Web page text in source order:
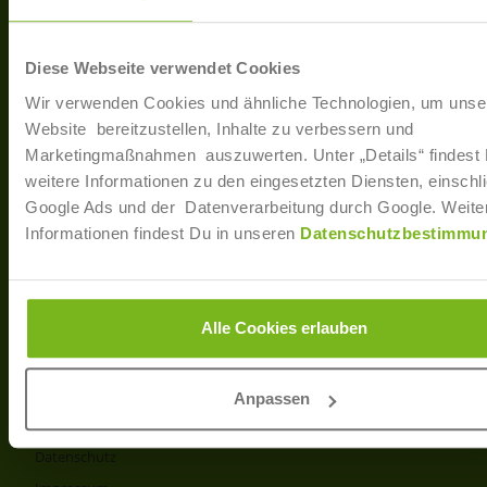
Diese Webseite verwendet Cookies
Wir verwenden Cookies und ähnliche Technologien, um
Website bereitzustellen, Inhalte zu verbessern und
Marketingmaßnahmen auszuwerten. Unter „Details“ findest
weitere Informationen zu den eingesetzten Diensten,
Google Ads und der Datenverarbeitung durch Google.
Informationen findest Du in unseren
Alle Cookies erlauben
Anpassen
40233 Düsseldorf
T: +49 (0)211 / 866 68 - 13
E-Mail: info@joborama.de
Über Uns
Veranstaltungen
Ansprechpartner
Partner
Produkt- und Preisliste
Disclaimer